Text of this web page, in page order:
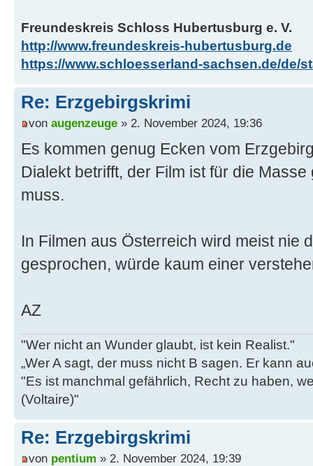
Freundeskreis Schloss Hubertusburg e. V.
http://www.freundeskreis-hubertusburg.de
https://www.schloesserland-sachsen.de/de/
Re: Erzgebirgskrimi
von augenzeuge » 2. November 2024, 19:36
Es kommen genug Ecken vom
Dialekt betrifft, der Film ist für die
muss.
In Filmen aus Österreich wird meist nie
gesprochen, würde kaum einer
AZ
"Wer nicht an Wunder glaubt, ist kein Realist."
„Wer A sagt, der muss nicht B sagen. Er kann
"Es ist manchmal gefährlich, Recht zu haben,
(Voltaire)"
Re: Erzgebirgskrimi
von pentium » 2. November 2024, 19:39